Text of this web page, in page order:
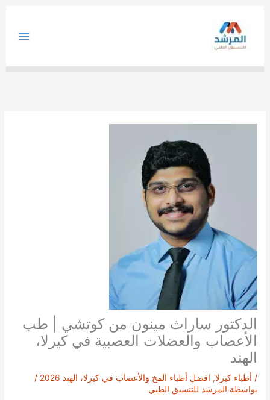
الدكتور ساراث مينون من كوتشي | طب
الأعصاب والعضلات العصبية في كيرلا،
الهند
/ أطباء كيرلا, افضل أطباء المخ والأعصاب في كيرلا، الهند 2026
/
بواسطة المرشد للتنسيق الطبي